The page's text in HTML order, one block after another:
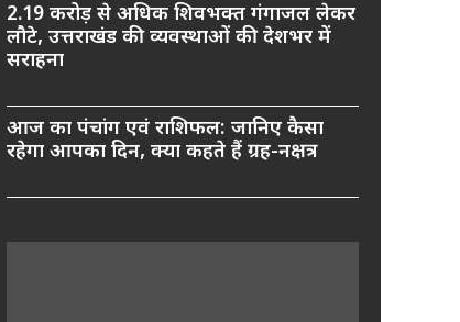
2.19 करोड़ से अधिक शिवभक्त गंगाजल लेकर
लौटे, उत्तराखंड की व्यवस्थाओं की देशभर में
सराहना
आज का पंचांग एवं राशिफल: जानिए कैसा
रहेगा आपका दिन, क्या कहते हैं ग्रह-नक्षत्र